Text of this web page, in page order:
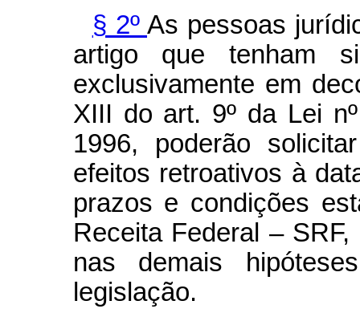
§ 2º As pessoas
artigo que tenham
exclusivamente em
XIII do art. 9º da Lei
1996, poderão
efeitos retroativos à
prazos e condições
Receita Federal –
nas demais
legislação.